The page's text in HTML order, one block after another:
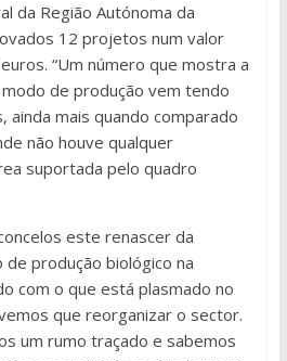
da Região Autónoma da
12 projetos num valor
“Um número que mostra a
de produção vem tendo
ainda mais quando comparado
não houve qualquer
suportada pelo quadro
este renascer da
de produção biológico na
com o que está plasmado no
que reorganizar o sector.
um rumo traçado e sabemos